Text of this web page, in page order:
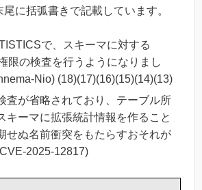
に括弧書きで記載しています。
で、スキーマに対する
限の検査を行うようになりまし
Nio) (18)(17)(16)(15)(14)(13)
査が省略されており、テーブル所
キーマに拡張統計情報を作ること
せぬ名前衝突をもたらすおそれが
2025-12817)